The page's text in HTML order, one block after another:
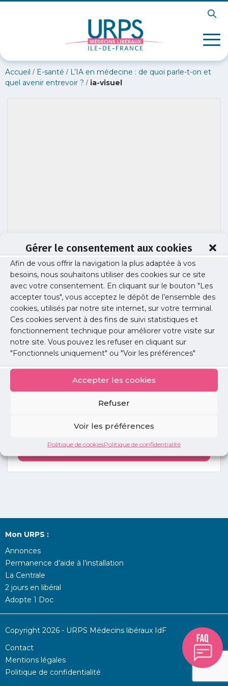
Gérer le consentement aux cookies
Afin de vous offrir la navigation la plus adaptée à vos
besoins, nous souhaitons utiliser des cookies sur ce site
avec votre consentement. En cliquant sur le bouton "Les
accepter tous", vous acceptez le dépôt de l’ensemble des
cookies, utilisés par notre site internet, sur votre terminal.
Ces cookies servent à des fins de suivi statistiques et
fonctionnement technique pour améliorer votre visite sur
notre site. Vous pouvez les refuser en cliquant sur
"Fonctionnels uniquement" ou "Voir les préférences"
Accepter les cookies
Refuser
Voir les préférences
Politique de cookiesPolitique de confidentialité
Accueil / E-santé / L’IA en médecine : de quoi parle-t-on et
quel avenir entrevoir ? / ia-visuel
ia-visuel
Publié le : 1 mars 2024
Partager cet article :
annonces
Mon URPS :
Annonces
Permanence d’aide à l’installation
La Centrale
2 jours en libéral
Adopte 1 Doc
Copyright 2026 - URPS Médecins libéraux IdF
Contact
Mentions légales
Politique de confidentialité